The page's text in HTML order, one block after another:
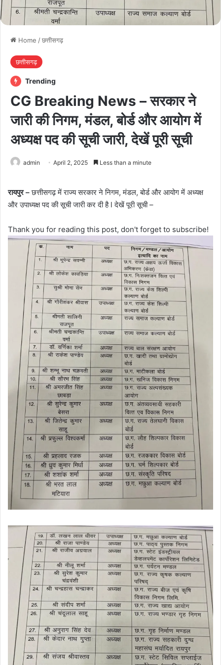
Home /छत्तीसगढ़
छत्तीसगढ़
Trending
CG Breaking News – सरकार ने
जारी की निगम, मंडल, बोर्ड और आयोग में
अध्यक्ष पद की सूची जारी, देखें पूरी सूची
admin April 2, 2025 Less than a minute
रायपुर –छत्तीसगढ़ में राज्य सरकार ने निगम, मंडल, बोर्ड और आयोग में अध्यक्ष
और उपाध्यक्ष पद की सूची जारी कर दी है l देखें पूरी सूची –
Thank you for reading this post, don't forget to subscribe!